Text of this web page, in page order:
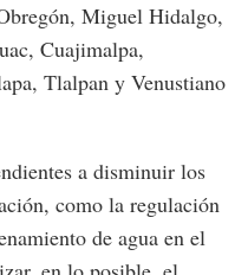
Miguel Hidalgo,
Cuajimalpa,
Tlalpan y Venustiano
a disminuir los
como la regulación
de agua en el